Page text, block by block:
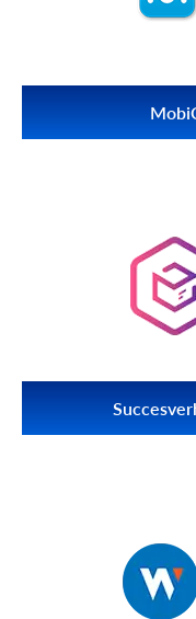
API2Cart MobiCart
Lees meer
geholpen om in één
Lees meer